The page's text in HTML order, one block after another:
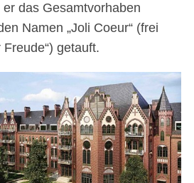
das Gesamtvorhaben
Namen „Joli Coeur“ (frei
getauft.